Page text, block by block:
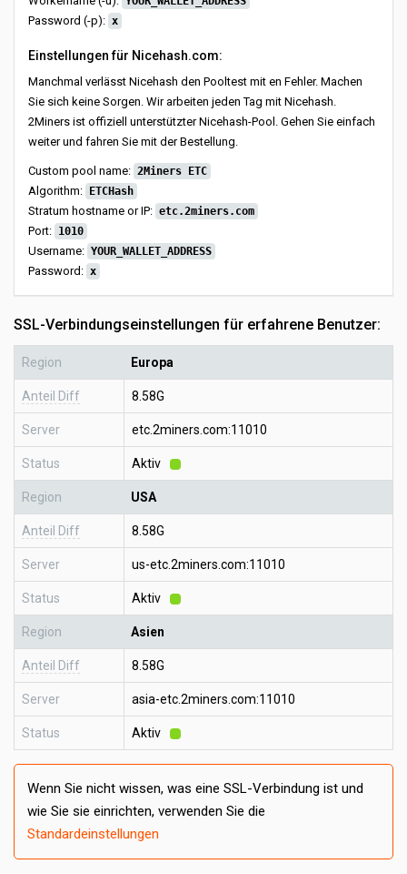
Password (-p): x
Einstellungen für Nicehash.com:
Manchmal verlässt Nicehash den Pooltest mit en Fehler. Machen
Sie sich keine Sorgen. Wir arbeiten jeden Tag mit Nicehash.
2Miners ist offiziell unterstützter Nicehash-Pool. Gehen Sie einfach
weiter und fahren Sie mit der Bestellung.
Custom pool name: 2Miners ETC
Algorithm: ETCHash
Stratum hostname or IP: etc.2miners.com
Port: 1010
Username: YOUR_WALLET_ADDRESS
Password: x
SSL-Verbindungseinstellungen für erfahrene Benutzer:
Region Europa
Anteil Diff 8.58G
Server etc.2miners.com:11010
Status Aktiv
Region USA
Anteil Diff 8.58G
Server us-etc.2miners.com:11010
Status Aktiv
Region Asien
Anteil Diff 8.58G
Server asia-etc.2miners.com:11010
Status Aktiv
Wenn Sie nicht wissen, was eine SSL-Verbindung ist und
wie Sie sie einrichten, verwenden Sie die
Standardeinstellungen